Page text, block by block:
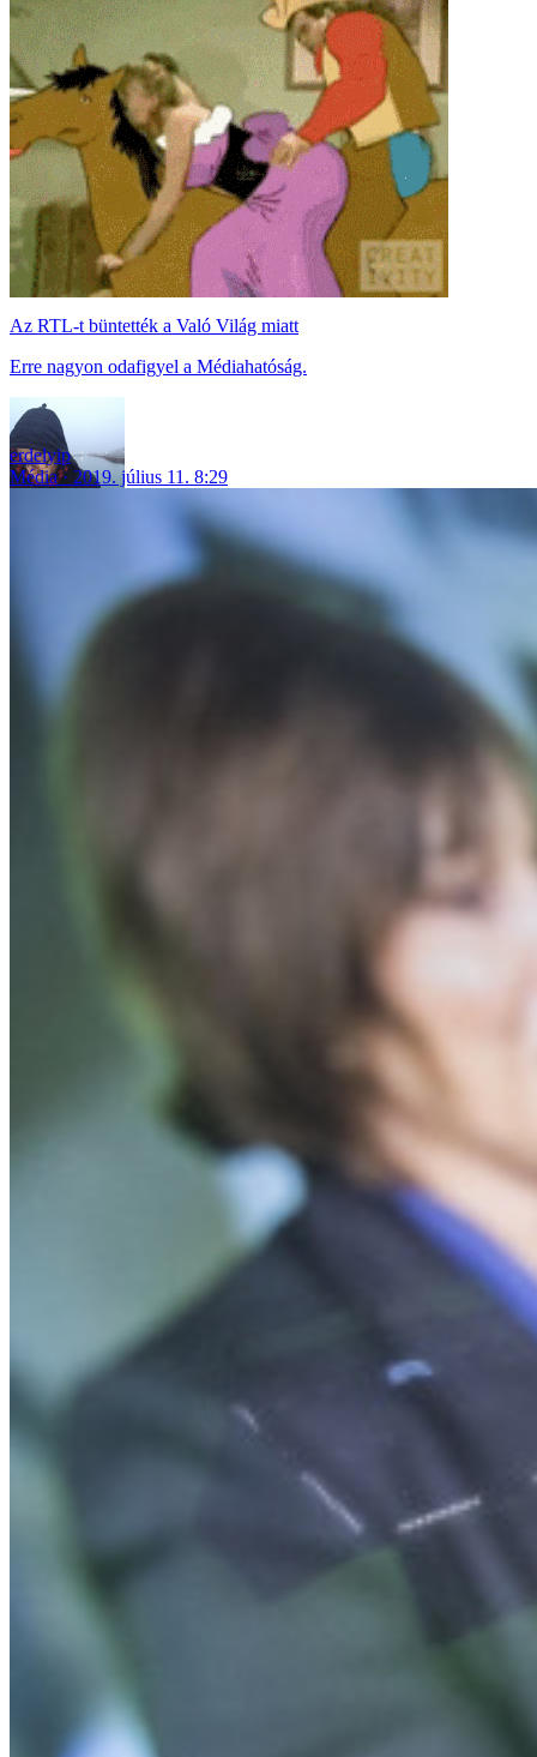
Az RTL-t büntették a Való Világ miatt
Erre nagyon odafigyel a Médiahatóság.
erdelyip
Média
2019. július 11. 8:29